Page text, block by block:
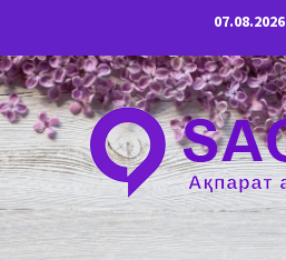
содержимому
07.08.2026